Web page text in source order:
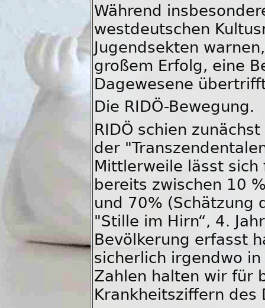
Während
westdeutschen
Jugendsekten
großem Erfolg, eine
Dagewesene
Die RIDÖ-Bewegung.
RIDÖ schien
der
Mittlerweile lässt sich
bereits zwischen 10
und 70% (Schätzung
"Stille im Hirn“, 4.
Bevölkerung erfasst
sicherlich irgendwo
Zahlen halten wir für
Krankheitsziffern des